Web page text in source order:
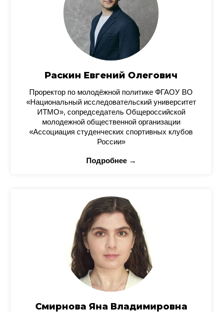
Раскин Евгений Олегович
Проректор по молодёжной политике ФГАОУ ВО
«Национальный исследовательский университет
ИТМО», сопредседатель Общероссийской
молодежной общественной организации
«Ассоциация студенческих спортивных клубов
России»
Подробнее →
Смирнова Яна Владимировна